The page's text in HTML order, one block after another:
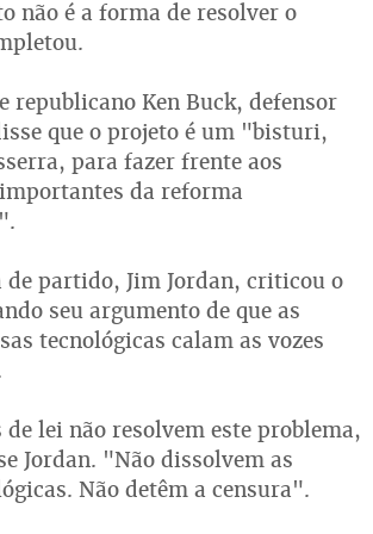
não é a forma de resolver o
republicano Ken Buck, defensor
que o projeto é um "bisturi,
para fazer frente aos
da reforma
de partido, Jim Jordan, criticou o
seu argumento de que as
tecnológicas calam as vozes
de lei não resolvem este problema,
Jordan. "Não dissolvem as
Não detêm a censura".